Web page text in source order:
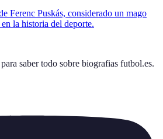
Ferenc Puskás, considerado un mago
la historia del deporte.
saber todo sobre biografias futbol.es.